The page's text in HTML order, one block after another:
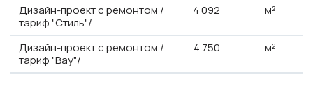
Дизайн-проект с ремонтом /
тариф "Стиль"/
4092 м²
Дизайн-проект с ремонтом /
тариф "Вау"/
4 750 м²